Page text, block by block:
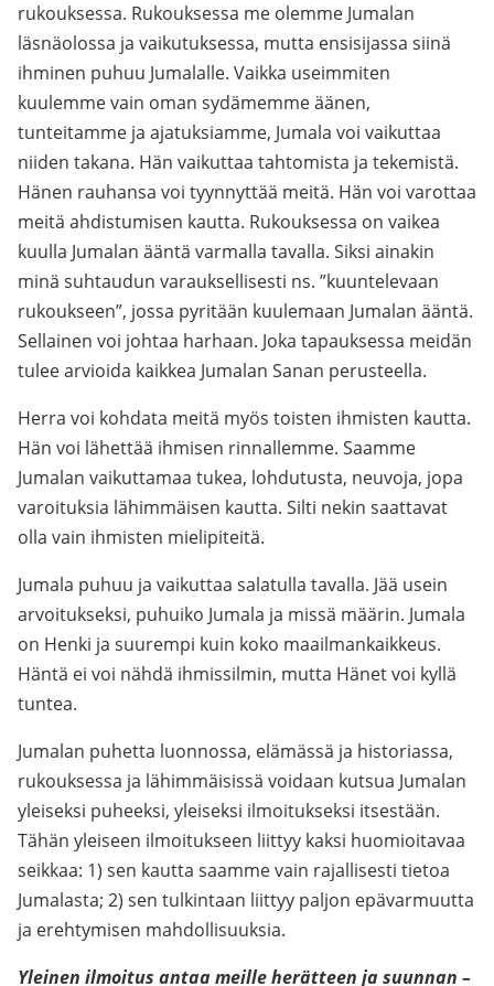
rukouksessa. Rukouksessa me olemme Jumalan
läsnäolossa ja vaikutuksessa, mutta ensisijassa siinä
ihminen puhuu Jumalalle. Vaikka useimmiten
kuulemme vain oman sydämemme äänen,
tunteitamme ja ajatuksiamme, Jumala voi vaikuttaa
niiden takana. Hän vaikuttaa tahtomista ja tekemistä.
Hänen rauhansa voi tyynnyttää meitä. Hän voi varottaa
meitä ahdistumisen kautta. Rukouksessa on vaikea
kuulla Jumalan ääntä varmalla tavalla. Siksi ainakin
minä suhtaudun varauksellisesti ns. ”kuuntelevaan
rukoukseen”, jossa pyritään kuulemaan Jumalan ääntä.
Sellainen voi johtaa harhaan. Joka tapauksessa meidän
tulee arvioida kaikkea Jumalan Sanan perusteella.
Herra voi kohdata meitä myös toisten ihmisten kautta.
Hän voi lähettää ihmisen rinnallemme. Saamme
Jumalan vaikuttamaa tukea, lohdutusta, neuvoja, jopa
varoituksia lähimmäisen kautta. Silti nekin saattavat
olla vain ihmisten mielipiteitä.
Jumala puhuu ja vaikuttaa salatulla tavalla. Jää usein
arvoitukseksi, puhuiko Jumala ja missä määrin. Jumala
on Henki ja suurempi kuin koko maailmankaikkeus.
Häntä ei voi nähdä ihmissilmin, mutta Hänet voi kyllä
tuntea.
Jumalan puhetta luonnossa, elämässä ja historiassa,
rukouksessa ja lähimmäisissä voidaan kutsua Jumalan
yleiseksi puheeksi, yleiseksi ilmoitukseksi itsestään.
Tähän yleiseen ilmoitukseen liittyy kaksi huomioitavaa
seikkaa: 1) sen kautta saamme vain rajallisesti tietoa
Jumalasta; 2) sen tulkintaan liittyy paljon epävarmuutta
ja erehtymisen mahdollisuuksia.
Yleinen ilmoitus antaa meille herätteen ja suunnan –